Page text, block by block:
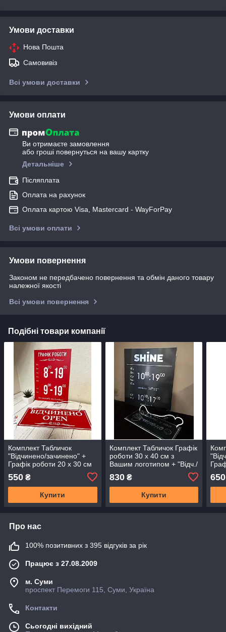
Умови доставки
Нова Пошта
Самовивіз
Всі умови доставки
Умови оплати
Ви отримаєте замовлення
або гроші повернуться на вашу картку
Детальніше
Післяплата
Оплата на рахунок
Оплата картою Visa, Mastercard - WayForPay
Всі умови оплати
Умови повернення
Законом не передбачено повернення та обмін даного товару
належної якості
Всі умови повернення
Подібні товари компанії
Комплект Табличок
"Відчинено/зачинено" +
Графік роботи 20 х 30 см
550 ₴
Купити
Комплект Табличок Графік
роботи 30 х 40 см з
Вашим логотипом + "Відч./
металізоване срібло)
830₴
Купити
650
Про нас
100% позитивних з 395 відгуків за рік
Працює з 27.08.2009
м. Суми
проспект Перемоги 115, Суми, Україна
Контакти
Сьогодні вихідний